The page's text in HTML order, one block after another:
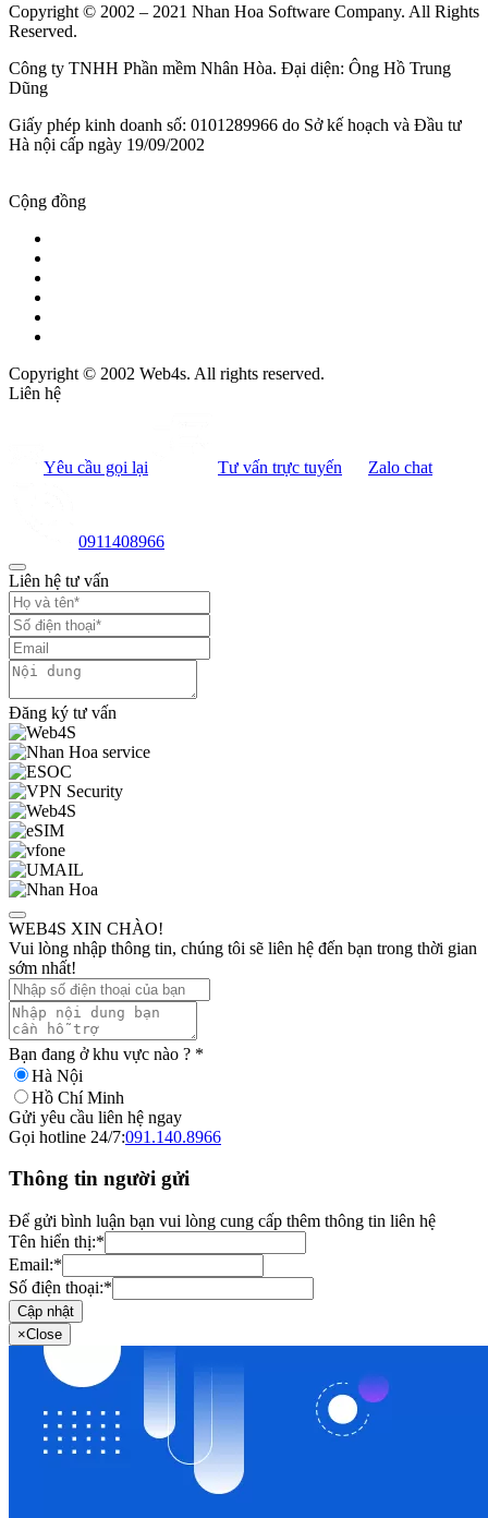
Copyright © 2002 – 2021 Nhan Hoa Software Company. All Rights
Reserved.
Công ty TNHH Phần mềm Nhân Hòa. Đại diện: Ông Hồ Trung
Dũng
Giấy phép kinh doanh số: 0101289966 do Sở kế hoạch và Đầu tư
Hà nội cấp ngày 19/09/2002
Cộng đồng
Copyright © 2002 Web4s. All rights reserved.
Liên hệ
Yêu cầu gọi lại Tư vấn trực tuyến Zalo chat
0911408966
Liên hệ tư vấn
Đăng ký tư vấn
WEB4S XIN CHÀO!
Vui lòng nhập thông tin, chúng tôi sẽ liên hệ đến bạn trong thời gian
sớm nhất!
Bạn đang ở khu vực nào ? *
Hà Nội
Hồ Chí Minh
Gửi yêu cầu liên hệ ngay
Gọi hotline 24/7:091.140.8966
Thông tin người gửi
Để gửi bình luận bạn vui lòng cung cấp thêm thông tin liên hệ
Tên hiển thị:*
Email:*
Số điện thoại:*
Cập nhật
×Close